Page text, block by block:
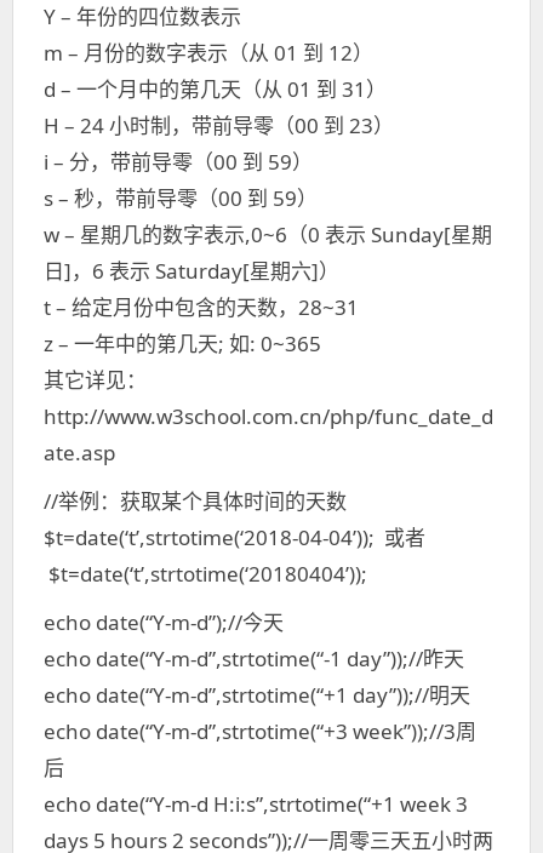
Y – 年份的四位数表示
m – 月份的数字表示（从 01 到 12）
d – 一个月中的第几天（从 01 到 31）
H – 24 小时制，带前导零（00 到 23）
i – 分，带前导零（00 到 59）
s – 秒，带前导零（00 到 59）
w – 星期几的数字表示,0~6（0 表示 Sunday[星期
日]，6 表示 Saturday[星期六]）
t – 给定月份中包含的天数，28~31
z – 一年中的第几天; 如: 0~365
其它详见：
http://www.w3school.com.cn/php/func_date_d
ate.asp
//举例：获取某个具体时间的天数
$t=date(‘t’,strtotime(‘2018-04-04’)); 或者
$t=date(‘t’,strtotime(‘20180404’));
echo date(“Y-m-d”);//今天
echo date(“Y-m-d”,strtotime(“-1 day”));//昨天
echo date(“Y-m-d”,strtotime(“+1 day”));//明天
echo date(“Y-m-d”,strtotime(“+3 week”));//3周
后
echo date(“Y-m-d H:i:s”,strtotime(“+1 week 3
days 5 hours 2 seconds”));//一周零三天五小时两